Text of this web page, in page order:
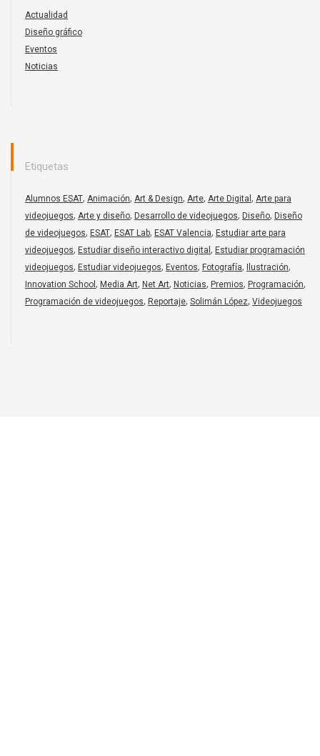
Actualidad
Diseño gráfico
Eventos
Noticias
Etiquetas
Alumnos ESAT, Animación, Art & Design, Arte, Arte Digital , Arte para
videojuegos, Arte y diseño, Desarrollo de videojuegos, Diseño, Diseño
de videojuegos, ESAT, ESAT Lab, ESAT Valencia, Estudiar arte para
videojuegos, Estudiar diseño interactivo digital , Estudiar programación
videojuegos, Estudiar videojuegos, Eventos, Fotografía, Ilustración,
Innovation School , Media Art, Net Art, Noticias, Premios, Programación,
Programación de videojuegos, Reportaje, Solimán López, Videojuegos